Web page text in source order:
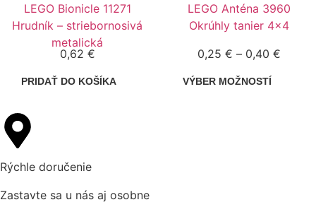
LEGO Bionicle 11271
Hrudník – striebornosivá
metalická
0,62 €
PRIDAŤ DO KOŠÍKA
LEGO Anténa 3960
Okrúhly tanier 4×4
0,25 € – 0,40 €
VÝBER MOŽNOSTÍ
Rýchle doručenie
Zastavte sa u nás aj osobne